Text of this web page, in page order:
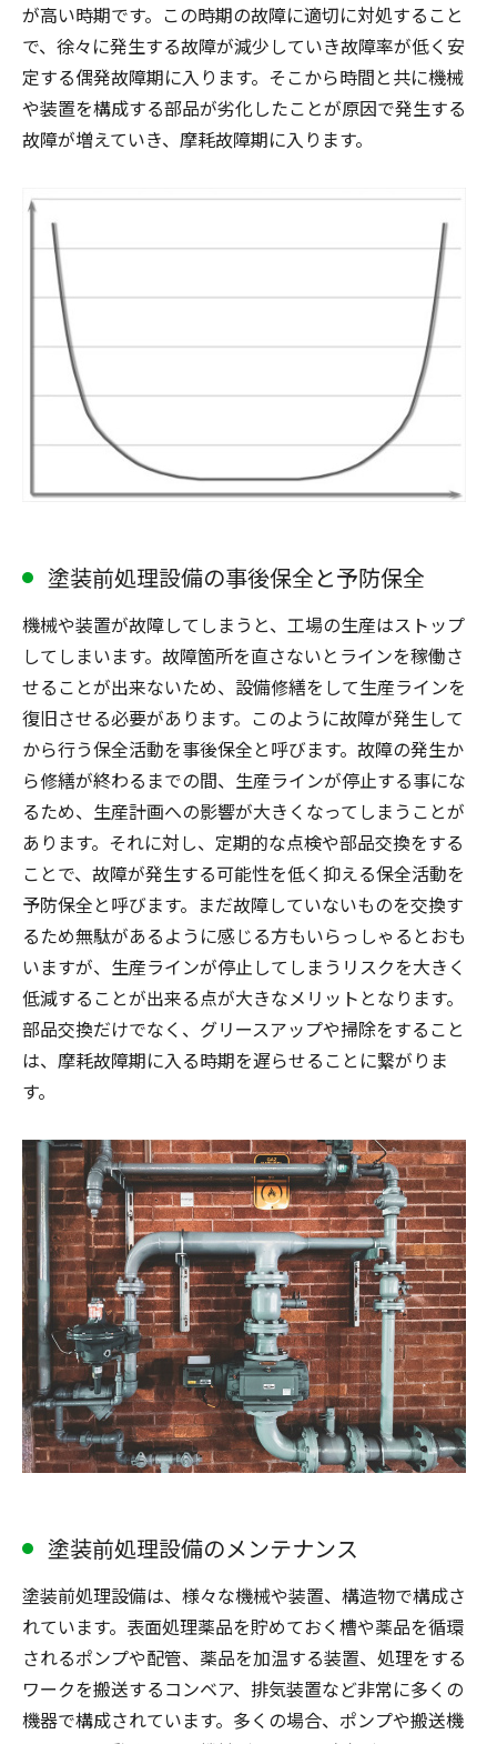
が高い時期です。この時期の故障に適切に対処すること
で、徐々に発生する故障が減少していき故障率が低く安
定する偶発故障期に入ります。そこから時間と共に機械
や装置を構成する部品が劣化したことが原因で発生する
故障が増えていき、摩耗故障期に入ります。
塗装前処理設備の事後保全と予防保全
機械や装置が故障してしまうと、工場の生産はストップ
してしまいます。故障箇所を直さないとラインを稼働さ
せることが出来ないため、設備修繕をして生産ラインを
復旧させる必要があります。このように故障が発生して
から行う保全活動を事後保全と呼びます。故障の発生か
ら修繕が終わるまでの間、生産ラインが停止する事にな
るため、生産計画への影響が大きくなってしまうことが
あります。それに対し、定期的な点検や部品交換をする
ことで、故障が発生する可能性を低く抑える保全活動を
予防保全と呼びます。まだ故障していないものを交換す
るため無駄があるように感じる方もいらっしゃるとおも
いますが、生産ラインが停止してしまうリスクを大きく
低減することが出来る点が大きなメリットとなります。
部品交換だけでなく、グリースアップや掃除をすること
は、摩耗故障期に入る時期を遅らせることに繋がりま
す。
塗装前処理設備のメンテナンス
塗装前処理設備は、様々な機械や装置、構造物で構成さ
れています。表面処理薬品を貯めておく槽や薬品を循環
されるポンプや配管、薬品を加温する装置、処理をする
ワークを搬送するコンベア、排気装置など非常に多くの
機器で構成されています。多くの場合、ポンプや搬送機